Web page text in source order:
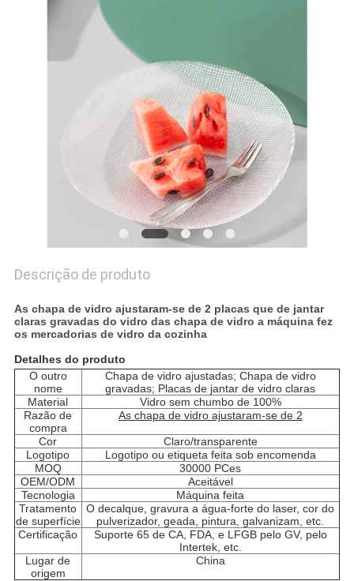
PRIVACY
Descrição de produto
As chapa de vidro ajustaram-se de 2 placas que de jantar
claras gravadas do vidro das chapa de vidro a máquina fez
os mercadorias de vidro da cozinha
Detalhes do produto
O outro
nome
Chapa de vidro ajustadas; Chapa de vidro
gravadas; Placas de jantar de vidro claras
Material
Vidro sem chumbo de 100%
Razão de
compra
As chapa de vidro ajustaram-se de 2
Cor
Claro/transparente
Logotipo
Logotipo ou etiqueta feita sob encomenda
MOQ
30000 PCes
OEM/ODM
Aceitável
Tecnologia
Máquina feita
Tratamento
de superfície
O decalque, gravura a água-forte do laser, cor do
pulverizador, geada, pintura, galvanizam, etc.
Certificação
Suporte 65 de CA, FDA, e LFGB pelo GV, pelo
Intertek, etc.
Lugar de
origem
China